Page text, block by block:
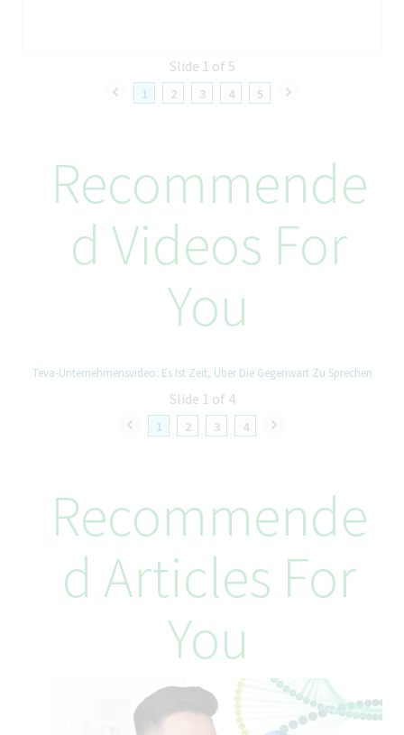
• Умения за работа с МS Office пакет
• Аналитично мислене
• Отговорност и прецизност при изпълнение на
Как ще се грижим за вас
В Teva по-доброто здраве започва отвътре и това включва
и вас. От първия ден ще бъдете подкрепени с
допълнителни придобивки, които да ви помагат да
просперирате в работа и извън нея. Това включва платен
годишен отпуск, ежегоден преглед на възнагражденията,
гъвкави работни графици (в зависимост от ролята), достъп
до специализирана здравна подкрепа и смислени начини за
развивате и оформяте своя път. Twist, нашата платформа за
кариерно развитие, ви предоставя достъп до широк
спектър от възможности, от програми за обучение и
участие в краткосрочни проекти до възможности за
приоритизирате своето благополучие на всеки етап от този
Вече работите в Тева?
Не забравяйте да кандидатствате чрез нашия вътрешен
кариерен сайт в Twist – вашето обслужване на едно гише за
Ангажимент за еднакви възможности за
Teva Pharmaceuticals не разграничава служителите при
наемане на работа. Глобалната политика на Тева е да се
1 2 3 4 5
Slide 1 of 5
Recommende
D Videos For
You
1 2 3 4
Teva-Unternehmensvideo: Es Ist Zeit, Über Die Gegenwart Zu Sprechen
Slide 1 of 4
Recommende
D Articles For
You